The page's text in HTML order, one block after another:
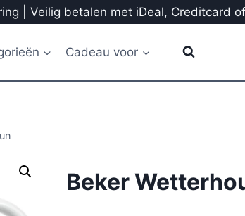
| Veilig betalen met iDeal, Creditcard
Cadeau voor
Beker